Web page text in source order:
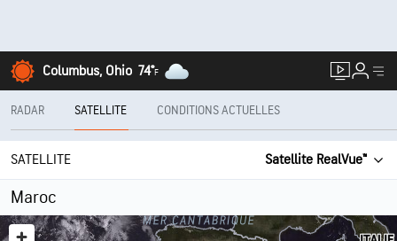
Columbus, Ohio 74°F
RADAR SATELLITE CONDITIONS ACTUELLES
SATELLITE Satellite RealVue™
Maroc